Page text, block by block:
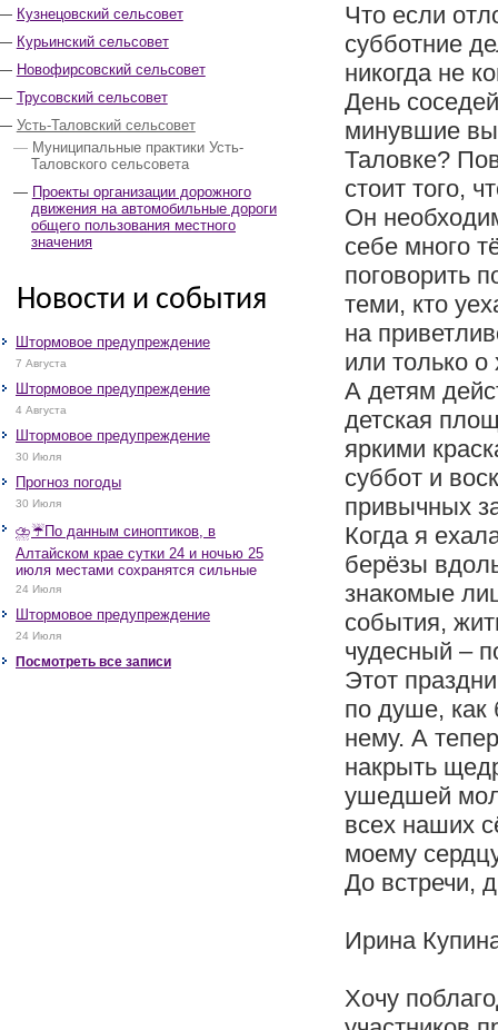
Кузнецовский сельсовет
Курьинский сельсовет
Новофирсовский сельсовет
Трусовский сельсовет
Усть-Таловский сельсовет
Муниципальные практики Усть-
Таловского сельсовета
Проекты организации дорожного
движения на автомобильные дороги
общего пользования местного
значения
Новости и события
Штормовое предупреждение
7 Августа
Штормовое предупреждение
4 Августа
Штормовое предупреждение
30 Июля
Прогноз погоды
30 Июля
⛈️☔️По данным синоптиков, в
Алтайском крае сутки 24 и ночью 25
июля местами сохранятся сильные
дожди, грозы, при грозах очень
крупный град, шквалистое усиление
ветра до 17-22 м/с, местами порывы
25 м/с и более.
24 Июля
Штормовое предупреждение
24 Июля
Посмотреть все записи
Что если
субботние
никогда не
День
минувшие
Таловке?
стоит того,
Он
себе много
поговорить
теми, кто
на
или только
А детям
детская
яркими
суббот и
привычных
Когда я
берёзы
знакомые
события,
чудесный –
Этот
по душе, как
нему. А
накрыть
ушедшей
всех наших
моему
До встречи,
Ирина
Хочу